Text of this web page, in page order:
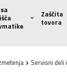
Zaščita
tovora
Servisni deli